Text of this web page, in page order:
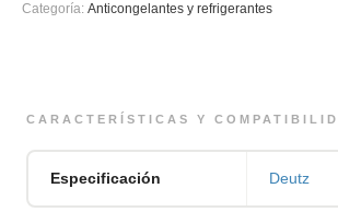
Categoría: Anticongelantes y refrigerantes
CARACTERÍSTICAS Y
Especificación Deutz